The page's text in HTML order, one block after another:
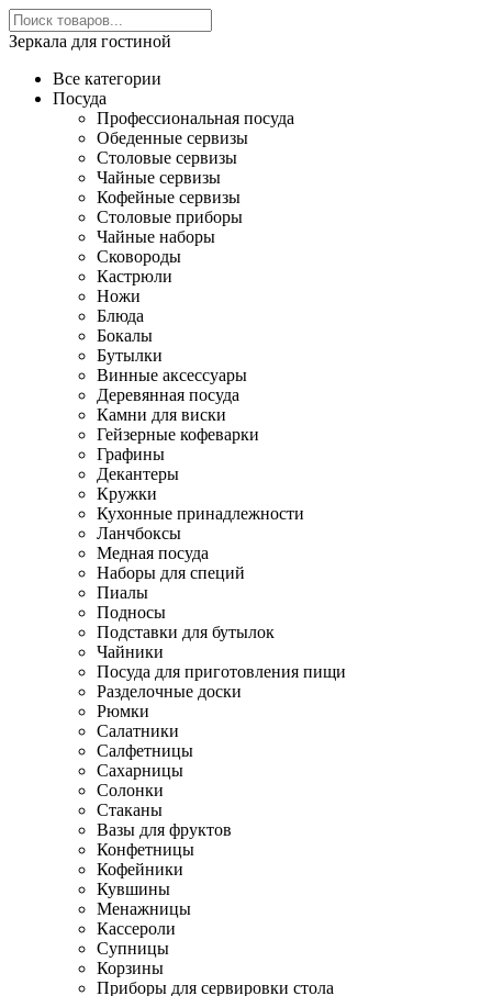
Зеркала для гостиной
Все категории
Посуда
Профессиональная посуда
Обеденные сервизы
Столовые сервизы
Чайные сервизы
Кофейные сервизы
Столовые приборы
Чайные наборы
Сковороды
Кастрюли
Ножи
Блюда
Бокалы
Бутылки
Винные аксессуары
Деревянная посуда
Камни для виски
Гейзерные кофеварки
Графины
Декантеры
Кружки
Кухонные принадлежности
Ланчбоксы
Медная посуда
Наборы для специй
Пиалы
Подносы
Подставки для бутылок
Чайники
Посуда для приготовления пищи
Разделочные доски
Рюмки
Салатники
Салфетницы
Сахарницы
Солонки
Стаканы
Вазы для фруктов
Конфетницы
Кофейники
Кувшины
Менажницы
Кассероли
Супницы
Корзины
Приборы для сервировки стола